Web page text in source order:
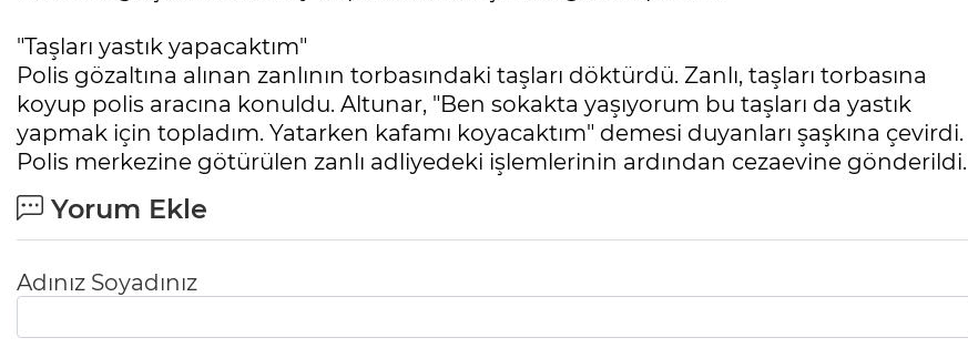
"Taşları yastık yapacaktım"
Polis gözaltına alınan zanlının torbasındaki taşları döktürdü. Zanlı, taşları torbasına
koyup polis aracına konuldu. Altunar, "Ben sokakta yaşıyorum bu taşları da yastık
yapmak için topladım. Yatarken kafamı koyacaktım" demesi duyanları şaşkına çevirdi.
Polis merkezine götürülen zanlı adliyedeki işlemlerinin ardından cezaevine gönderildi.
Yorum Ekle
Adınız Soyadınız